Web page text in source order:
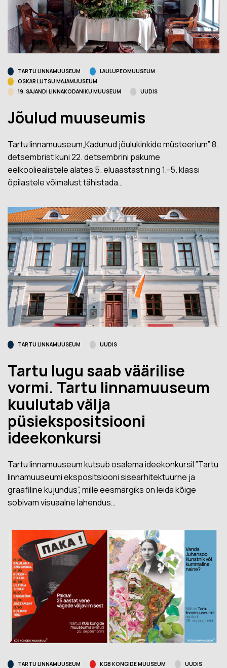
TARTU LINNAMUUSEUM
LAULUPEOMUUSEUM
OSKAR LUTSU MAJAMUUSEUM
19. SAJANDI LINNAKODANIKU MUUSEUM
UUDIS
Jõulud muuseumis
Tartu linnamuuseum„Kadunud jõulukinkide müsteerium” 8.
detsembrist kuni 22. detsembrini pakume
eelkooliealistele alates 5. eluaastast ning 1.-5. klassi
õpilastele võimalust tähistada…
TARTU LINNAMUUSEUM UUDIS
Tartu lugu saab väärilise
vormi. Tartu linnamuuseum
kuulutab välja
püsiekspositsiooni
ideekonkursi
Tartu linnamuuseum kutsub osalema ideekonkursil ”Tartu
linnamuuseumi ekspositsiooni sisearhitektuurne ja
graafiline kujundus”, mille eesmärgiks on leida kõige
sobivam visuaalne lahendus…
TARTU LINNAMUUSEUM KGB KONGIDE MUUSEUM UUDIS